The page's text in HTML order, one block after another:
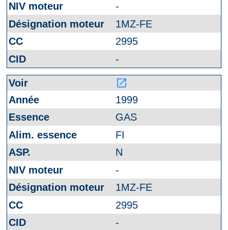
-
1MZ-FE
2995
-
launch
1999
GAS
FI
N
-
1MZ-FE
2995
-